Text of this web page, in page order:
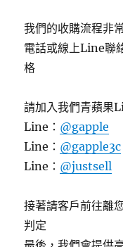
我們的收購流程非
電話或線上Line聯
格
請加入我們青蘋果
Line： @gapple
Line： @gapple3c
Line： @justsell
接著請客戶前往離
判定